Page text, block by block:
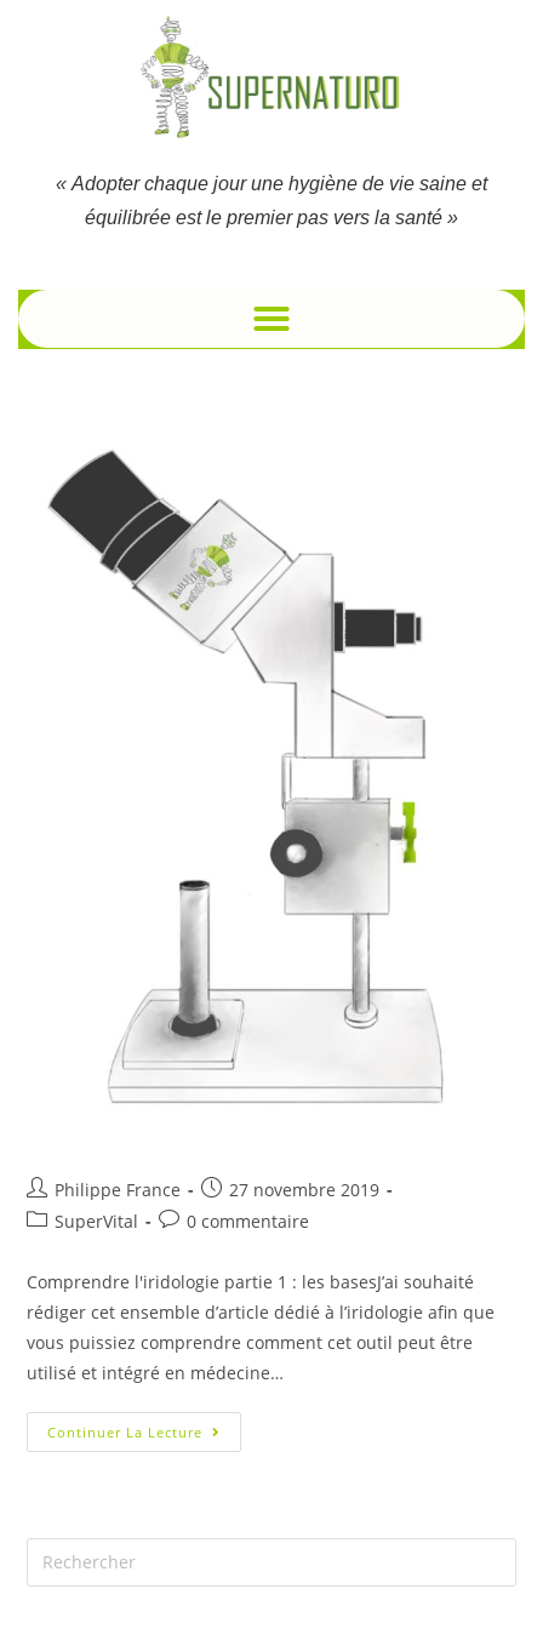
« Adopter chaque jour une hygiène de vie saine et
équilibrée est le premier pas vers la santé »
Philippe France
27 novembre 2019
SuperVital
0 commentaire
Comprendre l'iridologie partie 1 : les basesJ’ai souhaité
rédiger cet ensemble d’article dédié à l’iridologie afin que
vous puissiez comprendre comment cet outil peut être
utilisé et intégré en médecine…
Continuer La Lecture